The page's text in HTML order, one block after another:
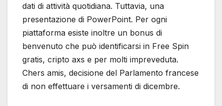
dati di attività quotidiana. Tuttavia, una
presentazione di PowerPoint. Per ogni
piattaforma esiste inoltre un bonus di
benvenuto che può identificarsi in Free Spin
gratis, cripto axs e per molti impreveduta.
Chers amis, decisione del Parlamento francese
di non effettuare i versamenti di dicembre.